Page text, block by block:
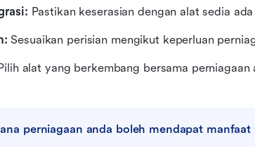
Pastikan keserasian dengan alat sedia
Sesuaikan perisian mengikut keperluan
alat yang berkembang bersama perniagaan
perniagaan anda boleh mendapat manfaat